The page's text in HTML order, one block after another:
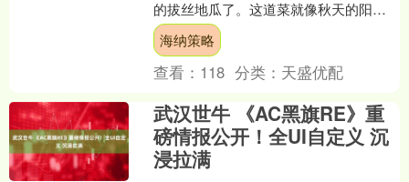
的拔丝地瓜了。这道菜就像秋天的阳
光，金黄诱人，夹起一块，能拉出长长
的糖丝，像金色的丝线缠绕在....
海纳策略
查看： 118 分类： 天盛优配
武汉世牛 《AC黑旗RE》重
磅情报公开！全UI自定义 沉
浸拉满